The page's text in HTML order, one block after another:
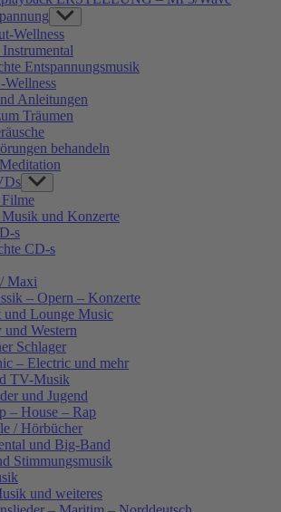
Show
sub
menu
Wellness
Entspannungsmusik
Wellness
Anleitungen
Träumen
behandeln
Show
sub
menuund Konzerte
s
CD-s
Maxi
– Opern – Konzerte
Lounge Music
Western
Schlager
– Electric und mehr
TV-Musik
und Jugend
– House – Rap
/ Hörbücher
und Big-Band
Stimmungsmusik
und weiteres